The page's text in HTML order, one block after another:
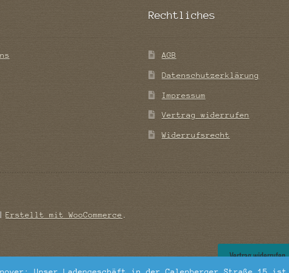
Rechtliches
AGB
Datenschutzerklärung
Impressum
Vertrag widerrufen
Widerrufsrecht
Erstellt mit WooCommerce
Vertrag widerrufen